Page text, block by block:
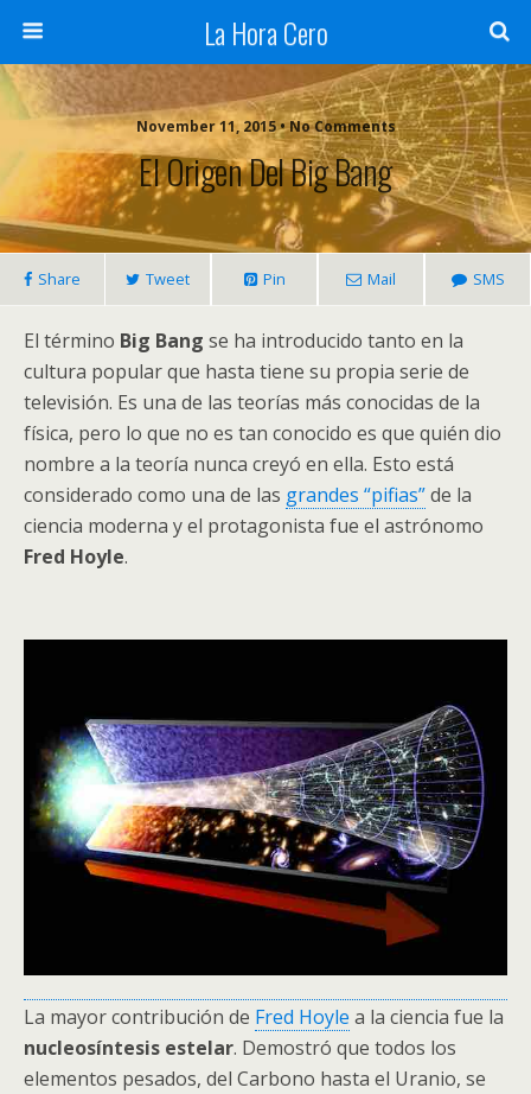
La Hora Cero
November 11, 2015 • No Comments
El Origen Del Big Bang
Share Tweet Pin Mail SMS
El término Big Bang se ha introducido tanto en la
cultura popular que hasta tiene su propia serie de
televisión. Es una de las teorías más conocidas de la
física, pero lo que no es tan conocido es que quién dio
nombre a la teoría nunca creyó en ella. Esto está
considerado como una de las grandes “pifias”de la
ciencia moderna y el protagonista fue el astrónomo
Fred Hoyle.
La mayor contribución de Fred Hoyle a la ciencia fue la
nucleosíntesis estelar. Demostró que todos los
elementos pesados, del Carbono hasta el Uranio, se